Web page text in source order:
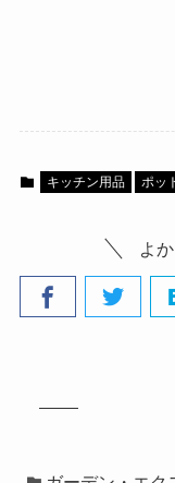
キッチン用品 ポッ
よ